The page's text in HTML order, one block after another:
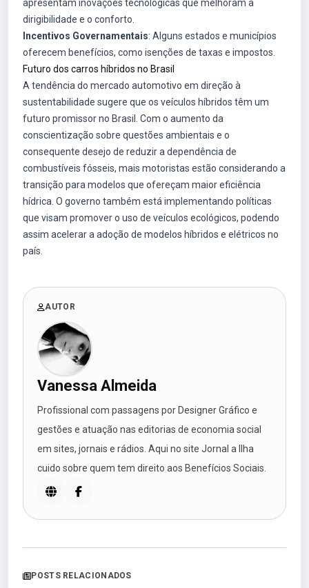
apresentam inovações tecnológicas que melhoram a
dirigibilidade e o conforto.
Incentivos Governamentais: Alguns estados e municípios
oferecem benefícios, como isenções de taxas e impostos.
Futuro dos carros híbridos no Brasil
A tendência do mercado automotivo em direção à
sustentabilidade sugere que os veículos híbridos têm um
futuro promissor no Brasil. Com o aumento da
conscientização sobre questões ambientais e o
consequente desejo de reduzir a dependência de
combustíveis fósseis, mais motoristas estão considerando a
transição para modelos que ofereçam maior eficiência
hídrica. O governo também está implementando políticas
que visam promover o uso de veículos ecológicos, podendo
assim acelerar a adoção de modelos híbridos e elétricos no
país.
AUTOR
Vanessa Almeida
Profissional com passagens por Designer Gráfico e
gestões e atuação nas editorias de economia social
em sites, jornais e rádios. Aqui no site Jornal a Ilha
cuido sobre quem tem direito aos Benefícios Sociais.
POSTS RELACIONADOS